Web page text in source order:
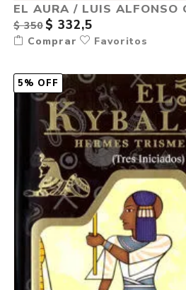
EL AURA / LUIS ALFONSO
$ 350 $ 332,5
Comprar Favoritos
5% OFF